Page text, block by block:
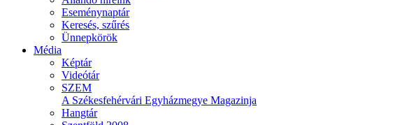
Eseménynaptár
Keresés, szűrés
Ünnepkörök
Média
Képtár
Videótár
SZEM
A Székesfehérvári Egyházmegye Magazinja
Hangtár